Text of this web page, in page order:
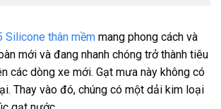
Silicone thân mềm mang phong cách và
mới và đang nhanh chóng trở thành tiêu
các dòng xe mới. Gạt mưa này không có
Thay vào đó, chúng có một dải kim loại